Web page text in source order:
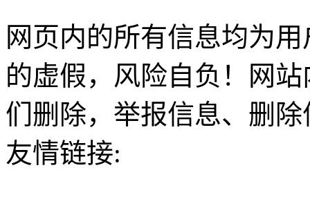
网页内的所有信息均为
的虚假，风险自负！网
们删除，举报信息、删
友情链接: